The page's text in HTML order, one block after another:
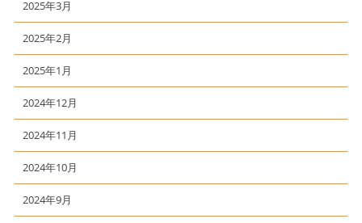
2025年3月
2025年2月
2025年1月
2024年12月
2024年11月
2024年10月
2024年9月